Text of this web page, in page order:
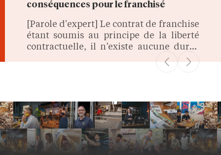
conséquences pour le franchisé
[Parole d'expert] Le contrat de franchise
étant soumis au principe de la liberté
contractuelle, il n’existe aucune durée
légale imposée lors de sa signature. On